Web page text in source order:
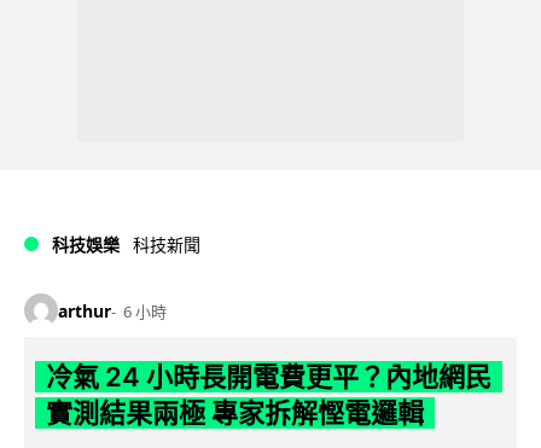
科技娛樂 科技新聞
arthur 6 小時
冷氣 24 小時長開電費更平？內地網民
實測結果兩極 專家拆解慳電邏輯